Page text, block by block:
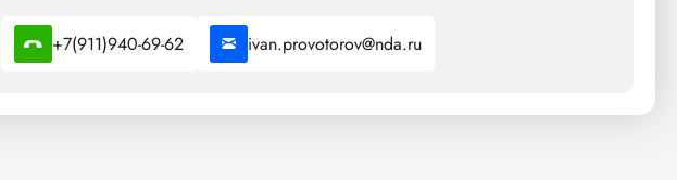
+7(911)940-69-62 ivan.provotorov@nda.ru